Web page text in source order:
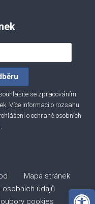
se zpracováním
Více informací o rozsahu
o ochraně osobních
.
Mapa stránek
osobních údajů
cookies